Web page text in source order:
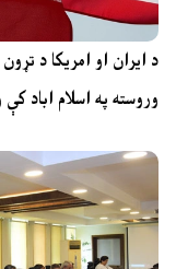
د ایران او امریکا د
وروسته په اسلام اباد